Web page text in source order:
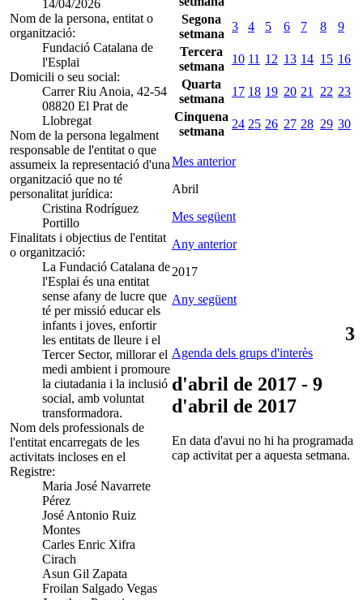
14/04/2026
Nom de la persona, entitat o
organització:
Fundació Catalana de
l'Esplai
Domicili o seu social:
Carrer Riu Anoia, 42-54
08820 El Prat de
Llobregat
Nom de la persona legalment
responsable de l'entitat o que
assumeix la representació d'una
organització que no té
personalitat jurídica:
Cristina Rodríguez
Portillo
Finalitats i objectius de l'entitat
o organització:
La Fundació Catalana de
l'Esplai és una entitat
sense afany de lucre que
té per missió educar els
infants i joves, enfortir
les entitats de lleure i el
Tercer Sector, millorar el
medi ambient i promoure
la ciutadania i la inclusió
social, amb voluntat
transformadora.
Nom dels professionals de
l'entitat encarregats de les
activitats incloses en el
Registre:
Maria José Navarrete
Pérez
José Antonio Ruiz
Montes
Carles Enric Xifra
Cirach
Asun Gil Zapata
Froilan Salgado Vegas
Segona
setmana
3 4 5 6 7 8
9
Tercera
setmana
10 11 12 13 14 15 16
Quarta
setmana
17 18 19 20 21 22 23
Cinquena
setmana
24 25 26 27 28 29 30
Mes anterior
Abril
Mes següent
Any anterior
2017
Any següent
Agenda dels grups d'interès
3
d'abril de 2017 - 9
d'abril de 2017
En data d'avui no hi ha programada
cap activitat per a aquesta setmana.